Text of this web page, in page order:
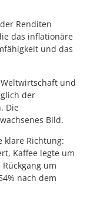
Renditen
das inflationäre
und das
und
der
Die
Bild.
klare Richtung:
Kaffee legte um
um
nach dem